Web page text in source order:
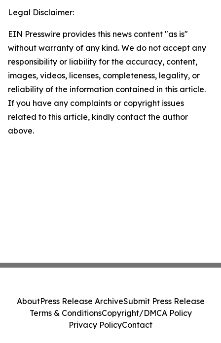
Legal Disclaimer:
EIN Presswire provides this news content "as is"
without warranty of any kind. We do not accept any
responsibility or liability for the accuracy, content,
images, videos, licenses, completeness, legality, or
reliability of the information contained in this article.
If you have any complaints or copyright issues
related to this article, kindly contact the author
above.
AboutPress Release ArchiveSubmit Press Release
Terms & ConditionsCopyright/DMCA Policy
Privacy PolicyContact